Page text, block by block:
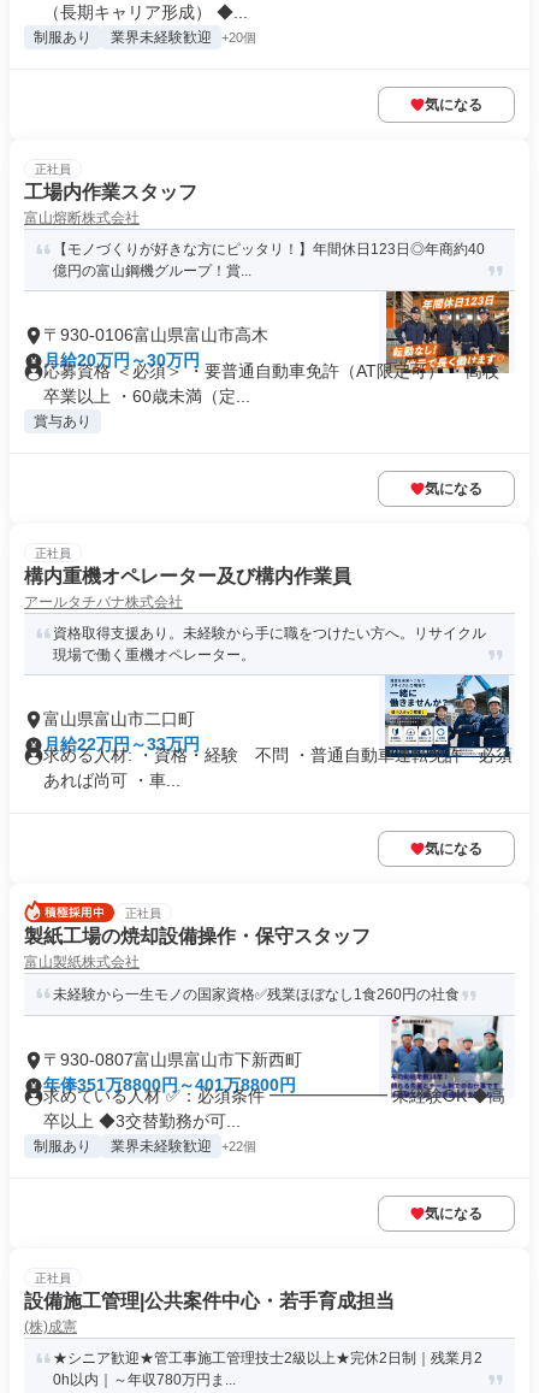
（長期キャリア形成） ◆...
制服あり 業界未経験歓迎 +20個
気になる
正社員
工場内作業スタッフ
富山熔断株式会社
【モノづくりが好きな方にピッタリ！】年間休日123日◎年商約40
億円の富山鋼機グループ！賞...
〒930-0106富山県富山市高木
月給20万円～30万円
応募資格 ＜必須＞ ・要普通自動車免許（AT限定可） ・高校
卒業以上 ・60歳未満（定...
賞与あり
気になる
正社員
構内重機オペレーター及び構内作業員
アールタチバナ株式会社
資格取得支援あり。未経験から手に職をつけたい方へ。リサイクル
現場で働く重機オペレーター。
富山県富山市二口町
月給22万円～33万円
求める人材: ・資格・経験 不問 ・普通自動車運転免許 必須
あれば尚可 ・車...
気になる
正社員
製紙工場の焼却設備操作・保守スタッフ
富山製紙株式会社
未経験から一生モノの国家資格✅残業ほぼなし1食260円の社食
〒930-0807富山県富山市下新西町
年俸351万8800円～401万8800円
求めている人材 ✅：必須条件 ━━━━━━━ 未経験OK ◆高
卒以上 ◆3交替勤務が可...
制服あり 業界未経験歓迎 +22個
気になる
正社員
設備施工管理|公共案件中心・若手育成担当
(株)成憲
★シニア歓迎★管工事施工管理技士2級以上★完休2日制｜残業月2
0h以内｜～年収780万円ま...